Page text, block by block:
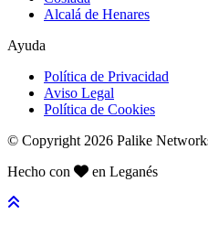
Alcalá de Henares
Ayuda
Política de Privacidad
Aviso Legal
Política de Cookies
© Copyright 2026 Palike
Hecho con
en Leganés